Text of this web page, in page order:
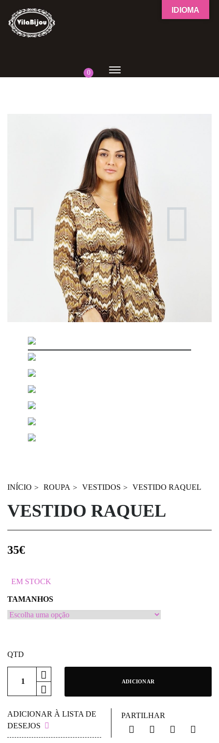
0
INÍCIO ROUPA VESTIDOS VESTIDO RAQUEL
VESTIDO RAQUEL
35€
EM STOCK
TAMANHOS
QTD
ADICIONAR
ADICIONAR À LISTA DE
DESEJOS
PARTILHAR
IDIOMA